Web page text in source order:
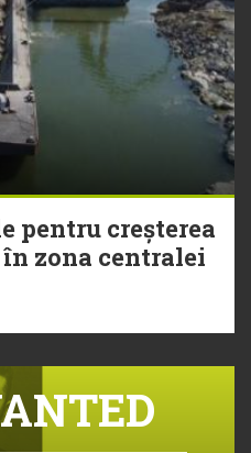
pentru creșterea
zona centralei